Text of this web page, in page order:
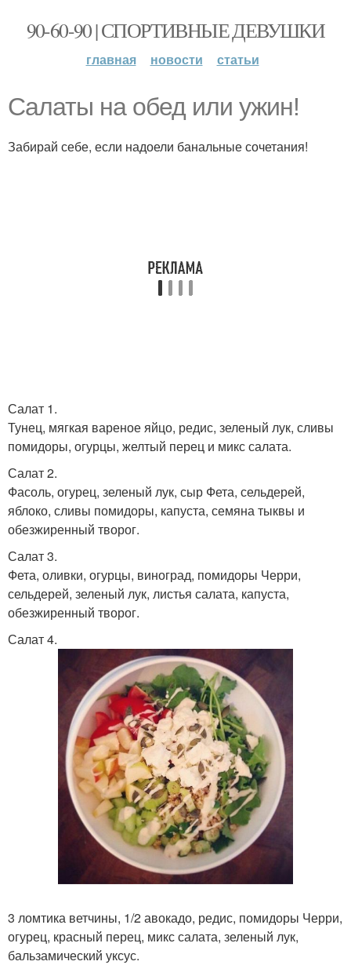
90-60-90 | СПОРТИВНЫЕ ДЕВУШКИ
главная новости статьи
Салаты на обед или ужин!
Забирай себе, если надоели банальные сочетания!
Салат 1.
Тунец, мягкая вареное яйцо, редис, зеленый лук, сливы
помидоры, огурцы, желтый перец и микс салата.
Салат 2.
Фасоль, огурец, зеленый лук, сыр Фета, сельдерей,
яблоко, сливы помидоры, капуста, семяна тыквы и
обезжиренный творог.
Салат 3.
Фета, оливки, огурцы, виноград, помидоры Черри,
сельдерей, зеленый лук, листья салата, капуста,
обезжиренный творог.
Салат 4.
3 ломтика ветчины, 1/2 авокадо, редис, помидоры Черри,
огурец, красный перец, микс салата, зеленый лук,
бальзамический уксус.